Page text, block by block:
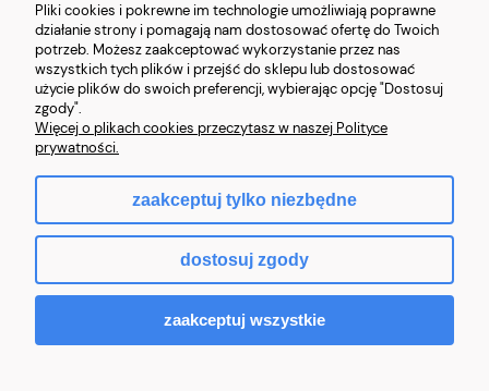
Sprzedawca
ECOMM SPACE NO LIMITS LTD
27 Old Gloucester Street
London, United Kingdom
WC1N 3AX
Numer rejestracyjny: 14591623
Sklep internetowy Shoper.pl
Pliki cookies i pokrewne im technologie umożliwiają poprawne
działanie strony i pomagają nam dostosować ofertę do Twoich
potrzeb. Możesz zaakceptować wykorzystanie przez nas
wszystkich tych plików i przejść do sklepu lub dostosować
użycie plików do swoich preferencji, wybierając opcję "Dostosuj
zgody".
Więcej o plikach cookies przeczytasz w naszej Polityce
prywatności.
zaakceptuj tylko niezbędne
dostosuj zgody
zaakceptuj wszystkie